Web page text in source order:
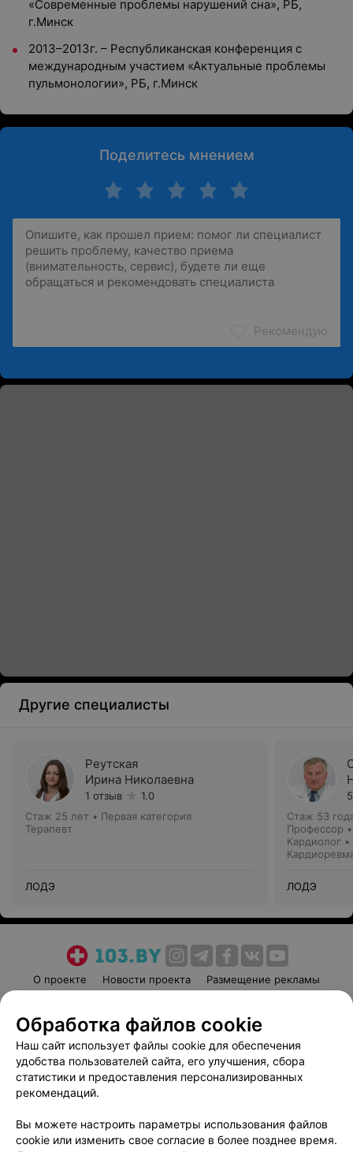
«Современные проблемы нарушений сна», РБ,
г.Минск
2013–2013г. – Республиканская конференция с
международным участием «Актуальные проблемы
пульмонологии», РБ, г.Минск
Поделитесь мнением
Рекомендую
Другие специалисты
Реутская
Ирина Николаевна
1 отзыв
1.0
Стаж 25 лет • Первая категория
Терапевт
ЛОДЭ
Стаж 53
Профессор
Кардиолог
ЛОДЭ
О проекте Новости проекта
Размещение рекламы
Пользовательское соглашение
Способы оплаты
Вакансии
Партнеры
Написать руководителю 103.by
Обработка персональных данных
Обработка файлов cookie
Наш сайт использует файлы cookie для обеспечения
удобства пользователей сайта, его улучшения, сбора
статистики и предоставления персонализированных
рекомендаций.
Вы можете настроить параметры использования файлов
cookie или изменить свое согласие в более позднее время.